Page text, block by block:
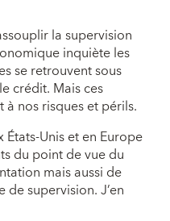
la supervision
inquiète les
se retrouvent sous
crédit. Mais ces
à nos risques et périls.
États-Unis et en Europe
du point de vue du
mais aussi de
de supervision. J’en